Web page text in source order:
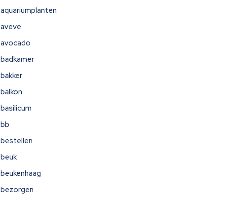
aquariumplanten
aveve
avocado
badkamer
bakker
balkon
basilicum
bb
bestellen
beuk
beukenhaag
bezorgen